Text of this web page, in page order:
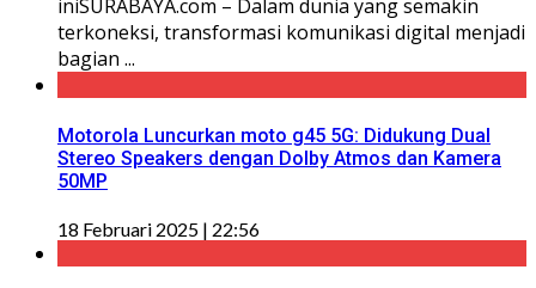
iniSURABAYA.com – Dalam dunia yang semakin
terkoneksi, transformasi komunikasi digital menjadi
bagian ...
Motorola Luncurkan moto g45 5G: Didukung Dual
Stereo Speakers dengan Dolby Atmos dan Kamera
50MP
18 Februari 2025 | 22:56